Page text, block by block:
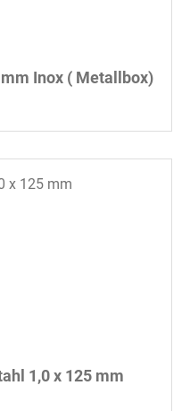
Inox ( Metallbox)
1,0 x 125 mm